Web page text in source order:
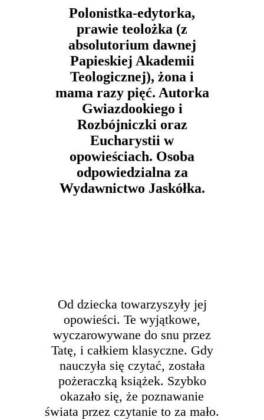
Polonistka-edytorka,
prawie teolożka (z
absolutorium dawnej
Papieskiej Akademii
Teologicznej), żona i
mama razy pięć. Autorka
Gwiazdookiego i
Rozbójniczki oraz
Eucharystii w
opowieściach. Osoba
odpowiedzialna za
Wydawnictwo Jaskółka.
Od dziecka towarzyszyły jej
opowieści. Te wyjątkowe,
wyczarowywane do snu przez
Tatę, i całkiem klasyczne. Gdy
nauczyła się czytać, została
pożeraczką książek. Szybko
okazało się, że poznawanie
świata przez czytanie to za mało.